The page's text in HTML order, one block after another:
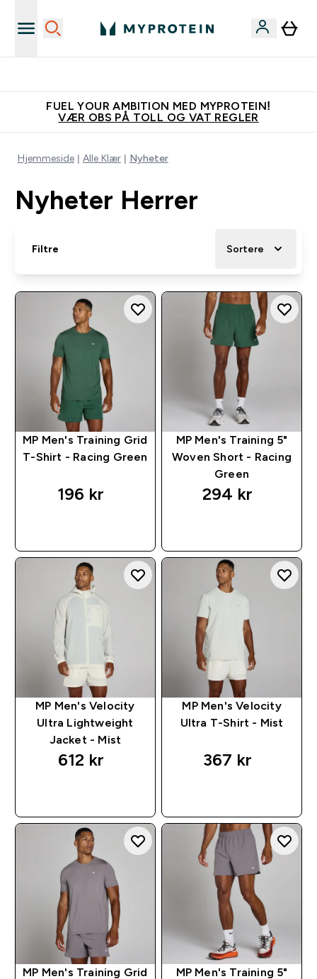
FUEL YOUR AMBITION MED MYPROTEIN!
VÆR OBS PÅ TOLL OG VAT REGLER
Hjemmeside Alle Klær Nyheter
Nyheter Herrer
Filtre Sortere
MP Men's Training Grid
T-Shirt - Racing Green
196 kr‎
MP Men's Training 5"
Woven Short - Racing
Green
294 kr‎
MP Men's Velocity
Ultra Lightweight
Jacket - Mist
612 kr‎
MP Men's Velocity
Ultra T-Shirt - Mist
367 kr‎
MP Men's Training Grid
MP Men's Training 5"